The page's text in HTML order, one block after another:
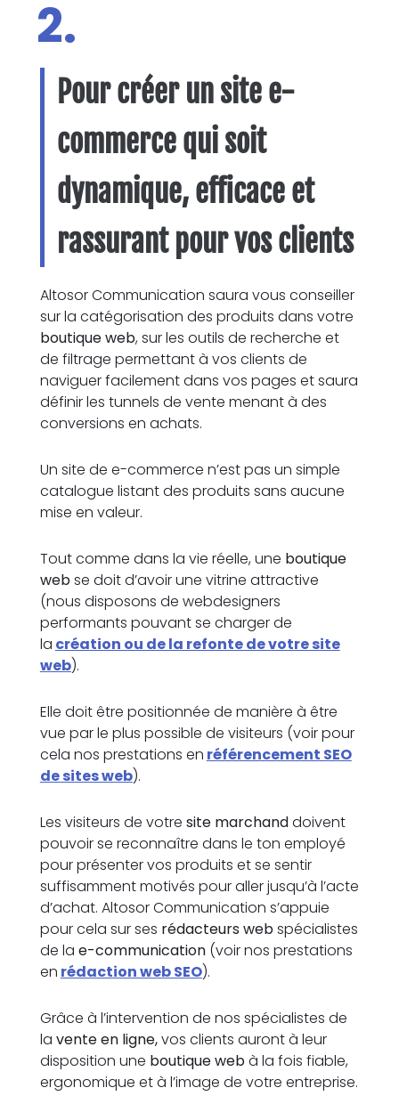
2.
Pour créer un site e-
commerce qui soit
dynamique, efficace et
rassurant pour vos clients
Altosor Communication saura vous conseiller
sur la catégorisation des produits dans votre
boutique web, sur les outils de recherche et
de filtrage permettant à vos clients de
naviguer facilement dans vos pages et saura
définir les tunnels de vente menant à des
conversions en achats.
Un site de e-commerce n’est pas un simple
catalogue listant des produits sans aucune
mise en valeur.
Tout comme dans la vie réelle, une boutique
webse doit d’avoir une vitrine attractive
(nous disposons de webdesigners
performants pouvant se charger de
la création ou de la refonte de votre site
web).
Elle doit être positionnée de manière à être
vue par le plus possible de visiteurs (voir pour
cela nos prestations en référencement SEO
de sites web).
Les visiteurs de votre site marchanddoivent
pouvoir se reconnaître dans le ton employé
pour présenter vos produits et se sentir
suffisamment motivés pour aller jusqu’à l’acte
d’achat. Altosor Communication s’appuie
pour cela sur ses rédacteurs webspécialistes
de la e-communication(voir nos prestations
en rédaction web SEO).
Grâce à l’intervention de nos spécialistes de
la vente en ligne,vos clients auront à leur
disposition une boutique webà la fois fiable,
ergonomique et à l’image de votre entreprise.